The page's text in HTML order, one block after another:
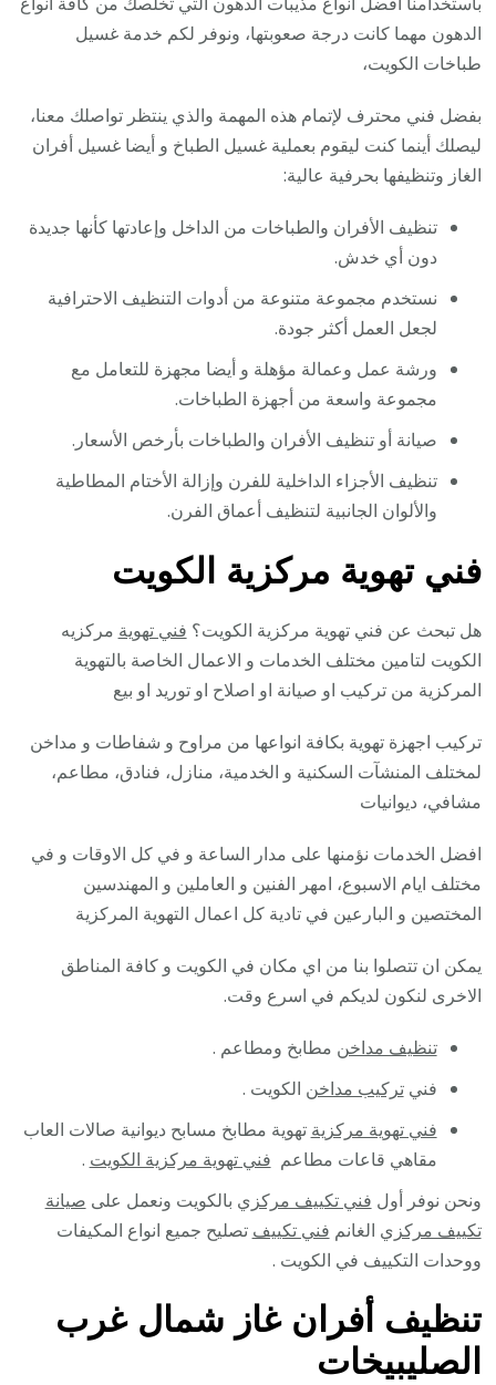
الدهون مهما كانت درجة صعوبتها، ونوفر لكم خدمة غسيل
طباخات الكويت،
بفضل فني محترف لإتمام هذه المهمة والذي ينتظر تواصلك معنا،
ليصلك أينما كنت ليقوم بعملية غسيل الطباخ و أيضا غسيل أفران
الغاز وتنظيفها بحرفية عالية:
تنظيف الأفران والطباخات من الداخل وإعادتها كأنها جديدة
دون أي خدش.
نستخدم مجموعة متنوعة من أدوات التنظيف الاحترافية
لجعل العمل أكثر جودة.
ورشة عمل وعمالة مؤهلة و أيضا مجهزة للتعامل مع
مجموعة واسعة من أجهزة الطباخات.
صيانة أو تنظيف الأفران والطباخات بأرخص الأسعار.
تنظيف الأجزاء الداخلية للفرن وإزالة الأختام المطاطية
والألوان الجانبية لتنظيف أعماق الفرن.
فني تهوية مركزية الكويت
هل تبحث عن فني تهوية مركزية الكويت؟ فني تهوية مركزيه
الكويت لتامين مختلف الخدمات و الاعمال الخاصة بالتهوية
المركزية من تركيب او صيانة او اصلاح او توريد او بيع
تركيب اجهزة تهوية بكافة انواعها من مراوح و شفاطات و مداخن
لمختلف المنشآت السكنية و الخدمية، منازل، فنادق، مطاعم،
مشافي، ديوانيات
افضل الخدمات نؤمنها على مدار الساعة و في كل الاوقات و في
مختلف ايام الاسبوع، امهر الفنين و العاملين و المهندسين
المختصين و البارعين في تادية كل اعمال التهوية المركزية
يمكن ان تتصلوا بنا من اي مكان في الكويت و كافة المناطق
الاخرى لنكون لديكم في اسرع وقت.
تنظيف مداخن مطابخ ومطاعم .
فنيتركيب مداخن الكويت .
فني تهوية مركزية تهوية مطابخ مسابح ديوانية صالات العاب
مقاهي قاعات مطاعم فني تهوية مركزية الكويت .
ونحن نوفر أول فني تكييف مركزي بالكويت ونعمل على صيانة
تكييف مركزي الغانم فني تكييف تصليح جميع انواع المكيفات
ووحدات التكييف في الكويت .
تنظيف أفران غاز شمال غرب
الصليبيخات